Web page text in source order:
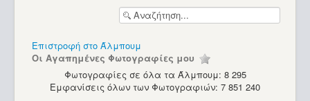
Επιστροφή στο Άλμπουμ
Οι Αγαπημένες Φωτογραφίες μου
Φωτογραφίες σε όλα τα Άλμπουμ: 8 295
Εμφανίσεις όλων των Φωτογραφιών: 7 851 240